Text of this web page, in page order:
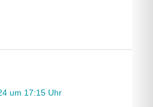
um 17:15 Uhr